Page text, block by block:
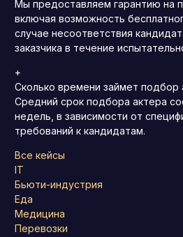
Мы предоставляем гарантию на
включая возможность
случае несоответствия
заказчика в течение
+
Сколько времени займет подбор
Средний срок подбора актера
недель, в зависимости от
требований к кандидатам.
Все кейсы
IT
Бьюти-индустрия
Еда
Медицина
Перевозки